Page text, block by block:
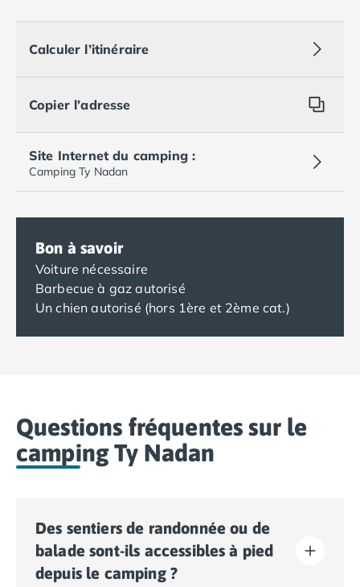
Calculer l’itinéraire
Copier l’adresse
Site Internet du camping :
Camping Ty Nadan
Bon à savoir
Voiture nécessaire
Barbecue à gaz autorisé
Un chien autorisé (hors 1ère et 2ème cat.)
Questions fréquentes sur le
camping Ty Nadan
Des sentiers de randonnée ou de
balade sont-ils accessibles à pied
depuis le camping ?